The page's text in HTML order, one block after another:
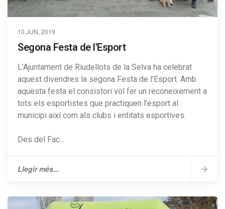
10 JUN, 2019
Segona Festa de l'Esport
L’Ajuntament de Riudellots de la Selva ha celebrat
aquest divendres la segona Festa de l’Esport. Amb
aquesta festa el consistori vol fer un reconeixement a
tots els esportistes que practiquen l’esport al
municipi així com als clubs i entitats esportives.
Des del Fac...
Llegir més...